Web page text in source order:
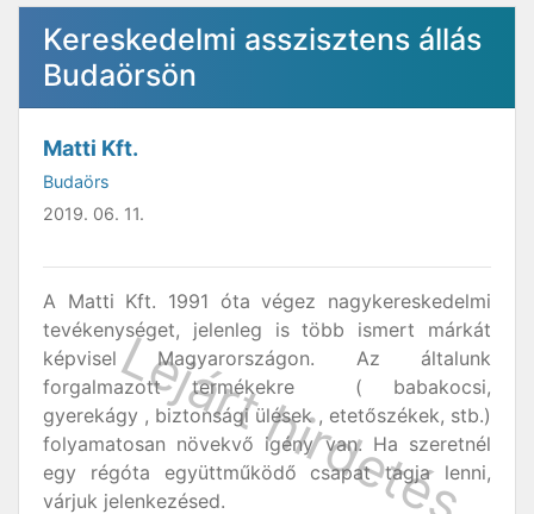
Kereskedelmi asszisztens állás
Budaörsön
Matti Kft.
Budaörs
2019. 06. 11.
A Matti Kft. 1991 óta végez nagykereskedelmi
tevékenységet, jelenleg is több ismert márkát
képvisel Magyarországon. Az általunk
forgalmazott termékekre ( babakocsi,
gyerekágy , biztonsági ülések , etetőszékek, stb.)
folyamatosan növekvő igény van. Ha szeretnél
egy régóta együttműködő csapat tagja lenni,
várjuk jelenkezésed.